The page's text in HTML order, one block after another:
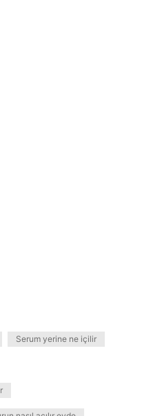
Serum yerine ne içilir